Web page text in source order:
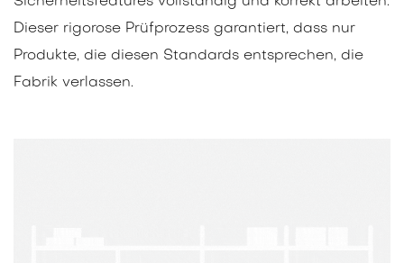
Dieser rigorose Prüfprozess garantiert, dass nur
Produkte, die diesen Standards entsprechen, die
Fabrik verlassen.